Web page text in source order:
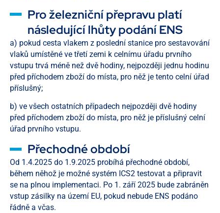
Pro železniční přepravu platí
následující lhůty podání ENS
a) pokud cesta vlakem z poslední stanice pro sestavování
vlaků umístěné ve třetí zemi k celnímu úřadu prvního
vstupu trvá méně než dvě hodiny, nejpozději jednu hodinu
před příchodem zboží do místa, pro něž je tento celní úřad
příslušný;
b) ve všech ostatních případech nejpozději dvě hodiny
před příchodem zboží do místa, pro něž je příslušný celní
úřad prvního vstupu.
Přechodné období
Od 1.4.2025 do 1.9.2025 probíhá přechodné období,
během něhož je možné systém ICS2 testovat a připravit
se na plnou implementaci. Po 1. září 2025 bude zabráněn
vstup zásilky na území EU, pokud nebude ENS podáno
řádně a včas.